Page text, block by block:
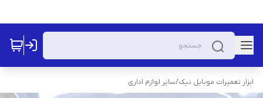
ابزار تعمیرات موبایل نیک/سایر لوازم اداری